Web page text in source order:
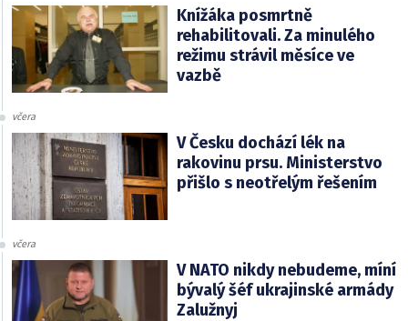
Knížáka posmrtně
rehabilitovali. Za minulého
režimu strávil měsíce ve
vazbě
včera
V Česku dochází lék na
rakovinu prsu. Ministerstvo
přišlo s neotřelým řešením
včera
V NATO nikdy nebudeme, míní
bývalý šéf ukrajinské armády
Zalužnyj